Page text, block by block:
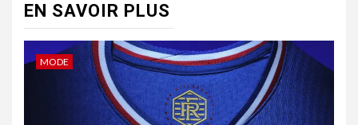
EN SAVOIR PLUS
MODE